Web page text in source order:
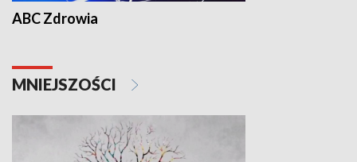
ABC Zdrowia
MNIEJSZOŚCI